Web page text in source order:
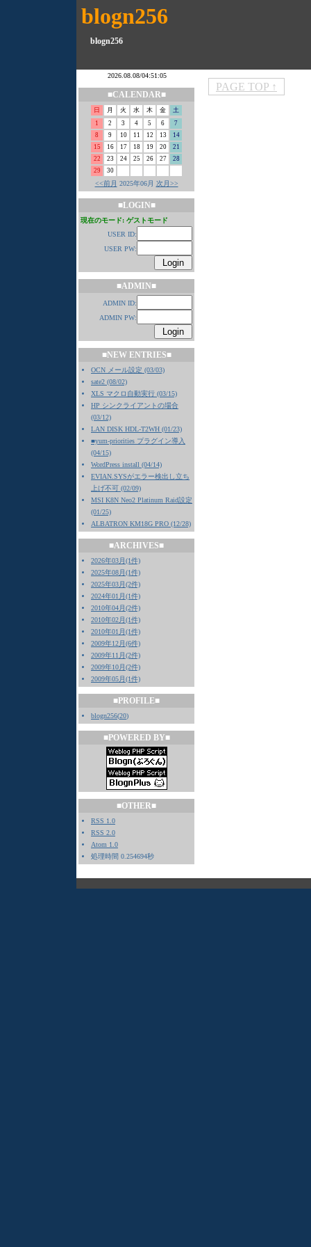
blogn256
blogn256
■CALENDAR■
日 月 火 水 木 金
土
1
2 3 4 5 6
7
8
9 10 11 12 13
14
15
16 17 18 19 20
21
22
23 24 25 26 27
28
29
30
<<前月 2025年06月 次月>>
■LOGIN■
現在のモード: ゲストモード
USER ID:
USER PW:
■ADMIN■
ADMIN ID:
ADMIN PW:
■NEW ENTRIES■
OCN メール設定 (03/03)
sate2 (08/02)
XLS マクロ自動実行 (03/15)
HP シンクライアントの場合
(03/12)
LAN DISK HDL-T2WH (01/23)
■yum-priorities プラグイン導入
(04/15)
WordPress install (04/14)
EVIAN.SYSがエラー検出し立ち
上げ不可 (02/09)
MSI K8N Neo2 Platinum Raid設定
(01/25)
ALBATRON KM18G PRO (12/28)
■ARCHIVES■
2026年03月(1件)
2025年08月(1件)
2025年03月(2件)
2024年01月(1件)
2010年04月(2件)
2010年02月(1件)
2010年01月(1件)
2009年12月(6件)
2009年11月(2件)
2009年10月(2件)
2009年05月(1件)
■PROFILE■
blogn256(20)
■POWERED BY■
■OTHER■
RSS 1.0
RSS 2.0
Atom 1.0
処理時間 0.254694秒
PAGE TOP ↑